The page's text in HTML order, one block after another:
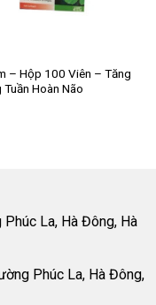
– Hộp 100 Viên – Tăng
Hoàn Não
La, Hà Đông, Hà
Phúc La, Hà Đông,